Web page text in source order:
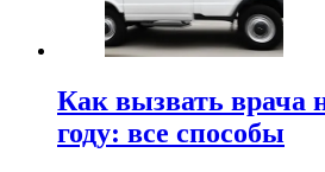
Как вызвать врача
году: все способы